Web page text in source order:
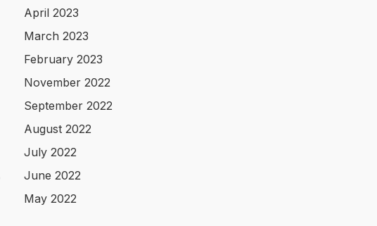
April 2023
March 2023
February 2023
November 2022
September 2022
August 2022
July 2022
June 2022
May 2022